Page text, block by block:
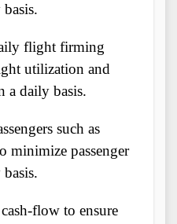
flight firming
utilization and
a daily basis.
such as
minimize passenger
flow to ensure